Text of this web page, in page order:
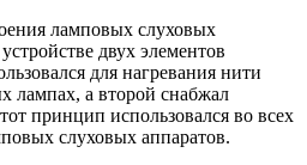
ламповых слуховых
двух элементов
для нагревания нити
лампах, а второй снабжал
принцип использовался во всех
слуховых аппаратов.